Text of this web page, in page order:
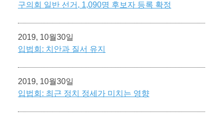
구의회 일반 선거, 1,090명 후보자 등록 확정
2019, 10월30일
입법회: 치안과 질서 유지
2019, 10월30일
입법회: 최근 정치 정세가 미치는 영향